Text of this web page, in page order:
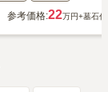
参考価格:22万円+墓石代